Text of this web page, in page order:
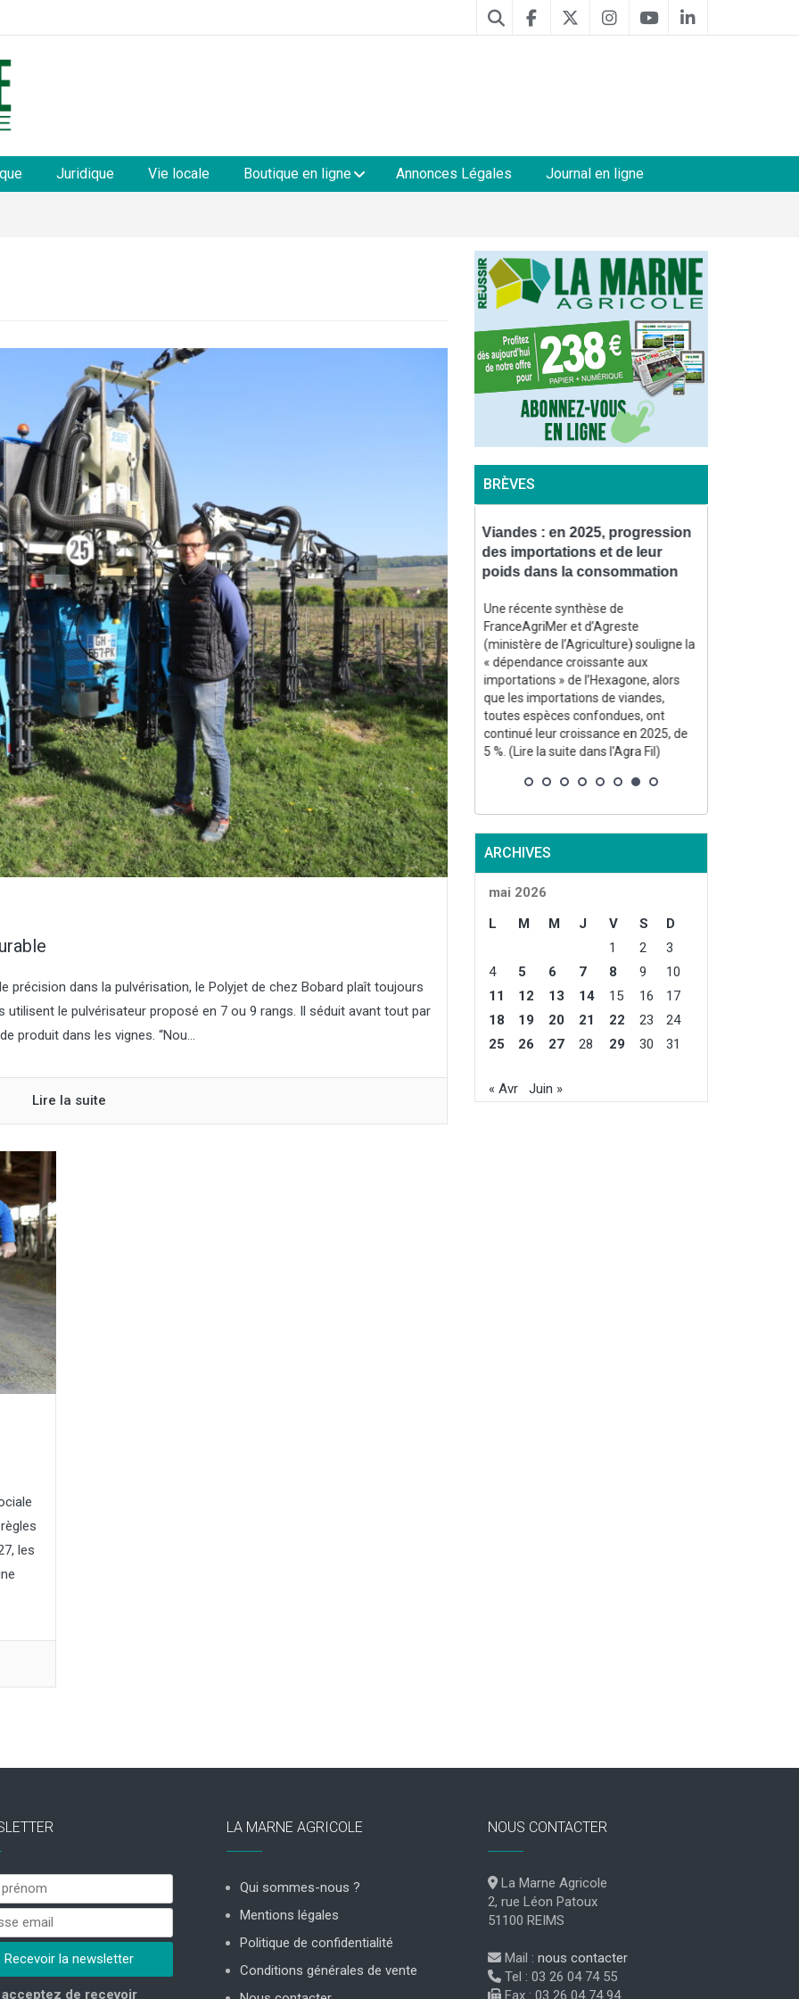
Juridique Vie locale Boutique en ligne Annonces Légales Journal en ligne
précision dans la pulvérisation, le Polyjet de chez Bobard plaît toujours
le pulvérisateur proposé en 7 ou 9 rangs. Il séduit avant tout par
produit dans les vignes. “Nou...
Lire la suite
les
BRÈVES
Pommes/poires : la récolte de
pommes attendue en forte
baisse, celle de poires en
hausse
La récolte de pommes des principaux
pays producteurs de l’Union
européenne (UE) devrait atteindre 9,5
millions de tonne (Mt), soit une baisse
de 15,6 % par rapport à l’an dernier et
de 14,3 % par rapport à la moyenne
des trois dernières campagnes, selon
les premières prévisions dévoilées par
la World Apple and Pear Association
(Wapa) lors du congrès international
Prognosfruit, le 6 août à Constance
(Allemagne). Parmi les principaux
producteurs de l’UE, la Pologne
(-29,9 %, 2,665 Mt) et la France
(-24,2 %, 1,162 Mt) enregistraient les
2,269 Mt). À l'inverse, la production...
Biogaz : l’Inde approuve un
projet de 2,5 Md$ pour stimuler
la production de biogaz
L'Inde a approuvé le 6 août un
programme de biogaz de 2,5 Md$
visant à augmenter fortement la
production nationale de carburants
propres, après que les pénuries liées
aux guerres au Moyen-Orient ont mis
en lumière sa dépendance aux
importations d'énergie. (Lire la suite
dans Agra Fil)
Viandes : en 2025, progression
des importations et de leur
poids dans la consommation
Une récente synthèse de
FranceAgriMer et d’Agreste
(ministère de l’Agriculture) souligne la
« dépendance croissante aux
importations » de l’Hexagone, alors
que les importations de viandes,
toutes espèces confondues, ont
continué leur croissance en 2025, de
5 %. (Lire la suite dans l'Agra Fil)
ARCHIVES
mai 2026
L
M M J V S
D
1
2
3
4
5 6 7 8 9
10
11
12 13 14 15 16
17
18
19 20 21 22 23
24
25
26 27 28 29 30 31
« Avr Juin »
de recevoir
LA MARNE AGRICOLE
Qui sommes-nous ?
Mentions légales
Politique de confidentialité
Conditions générales de vente
NOUS CONTACTER
La Marne Agricole
2, rue Léon Patoux
51100 REIMS
Mail : nous contacter
Tel : 03 26 04 74 55